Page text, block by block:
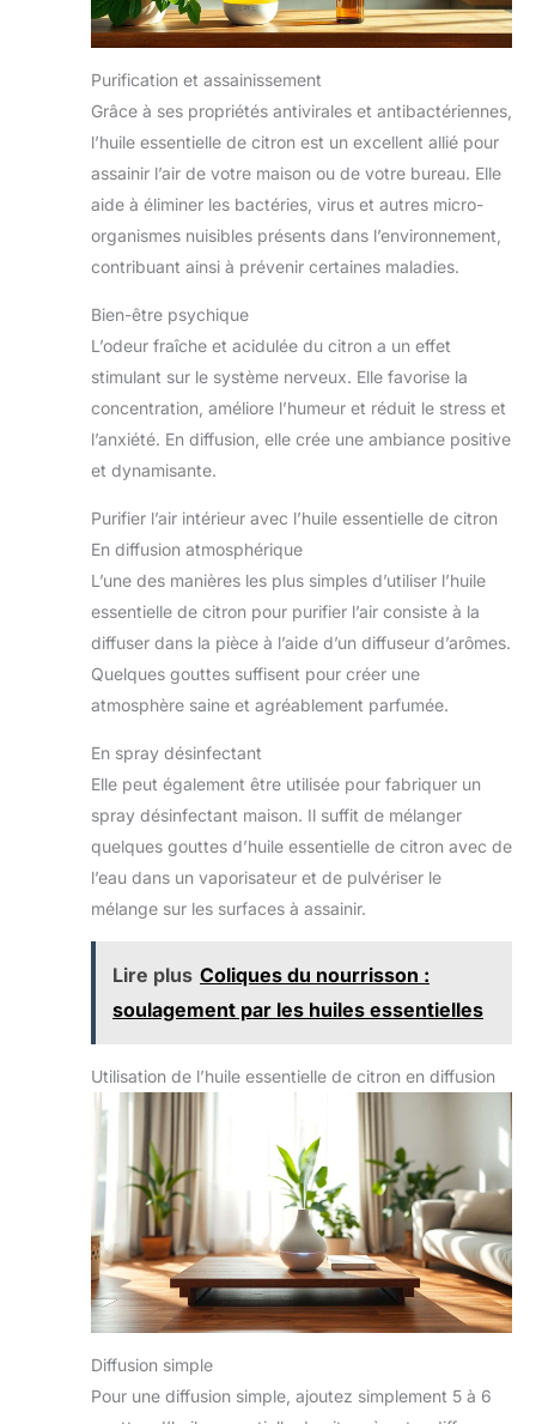
Purification et assainissement
Grâce à ses propriétés antivirales et antibactériennes,
l’huile essentielle de citron est un excellent allié pour
assainir l’air de votre maison ou de votre bureau. Elle
aide à éliminer les bactéries, virus et autres micro-
organismes nuisibles présents dans l’environnement,
contribuant ainsi à prévenir certaines maladies.
Bien-être psychique
L’odeur fraîche et acidulée du citron a un effet
stimulant sur le système nerveux. Elle favorise la
concentration, améliore l’humeur et réduit le stress et
l’anxiété. En diffusion, elle crée une ambiance positive
et dynamisante.
Purifier l’air intérieur avec l’huile essentielle de citron
En diffusion atmosphérique
L’une des manières les plus simples d’utiliser l’huile
essentielle de citron pour purifier l’air consiste à la
diffuser dans la pièce à l’aide d’un diffuseur d’arômes.
Quelques gouttes suffisent pour créer une
atmosphère saine et agréablement parfumée.
En spray désinfectant
Elle peut également être utilisée pour fabriquer un
spray désinfectant maison. Il suffit de mélanger
quelques gouttes d’huile essentielle de citron avec de
l’eau dans un vaporisateur et de pulvériser le
mélange sur les surfaces à assainir.
Lire plus Coliques du nourrisson :
soulagement par les huiles essentielles
Utilisation de l’huile essentielle de citron en diffusion
Diffusion simple
Pour une diffusion simple, ajoutez simplement 5 à 6